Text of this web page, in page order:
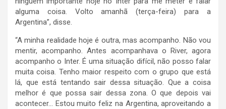
alguma coisa. Volto amanhã (terça-feira) para a
Argentina”, disse.
“A minha realidade hoje é outra, mas acompanho. Não vou
mentir, acompanho. Antes acompanhava o River, agora
acompanho o Inter. É uma situação difícil, não posso falar
muita coisa. Tenho maior respeito com o grupo que está
lá, que está tentando sair dessa situação. Que a coisa
melhor é que possa sair dessa zona. O que depois vai
acontecer… Estou muito feliz na Argentina, aproveitando a